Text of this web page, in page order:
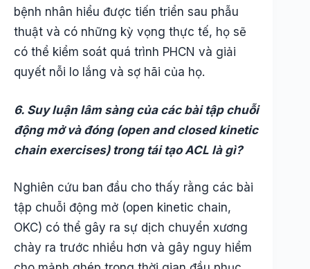
bệnh nhân hiểu được tiến triển sau phẫu
thuật và có những kỳ vọng thực tế, họ sẽ
có thể kiểm soát quá trình PHCN và giải
quyết nỗi lo lắng và sợ hãi của họ.
6. Suy luận lâm sàng của các bài tập chuỗi
động mở và đóng (open and closed kinetic
chain exercises) trong tái tạo ACL là gì?
Nghiên cứu ban đầu cho thấy rằng các bài
tập chuỗi động mở (open kinetic chain,
OKC) có thể gây ra sự dịch chuyển xương
chày ra trước nhiều hơn và gây nguy hiểm